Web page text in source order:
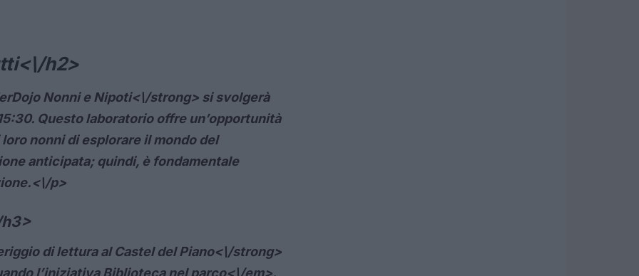
h2>
Nonni e Nipoti<\/strong> si svolgerà
Questo laboratorio offre un’opportunità
nonni di esplorare il mondo del
anticipata; quindi, è fondamentale
p>
di lettura alCastel del Piano<\/strong>